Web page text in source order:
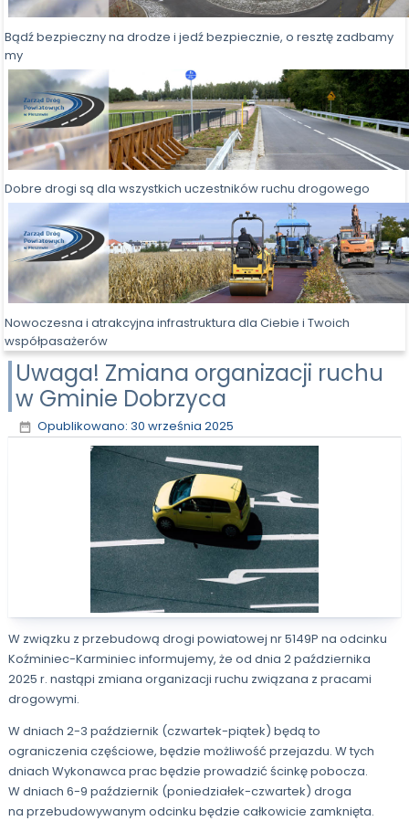
Bądź bezpieczny na drodze i jedź bezpiecznie, o resztę zadbamy
my
Dobre drogi są dla wszystkich uczestników ruchu drogowego
Nowoczesna i atrakcyjna infrastruktura dla Ciebie i Twoich
współpasażerów
Uwaga! Zmiana organizacji ruchu
w Gminie Dobrzyca
Opublikowano: 30 września 2025
W związku z przebudową drogi powiatowej nr 5149P na odcinku
Koźminiec-Karminiec informujemy, że od dnia 2 października
2025 r. nastąpi zmiana organizacji ruchu związana z pracami
drogowymi.
W dniach 2-3 październik (czwartek-piątek) będą to
ograniczenia częściowe, będzie możliwość przejazdu. W tych
dniach Wykonawca prac będzie prowadzić ścinkę pobocza.
W dniach 6-9 październik (poniedziałek-czwartek) droga
na przebudowywanym odcinku będzie całkowicie zamknięta.